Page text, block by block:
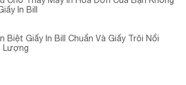
In Bill
Biệt Giấy In Bill Chuẩn Và Giấy Trôi Nổi
Lượng